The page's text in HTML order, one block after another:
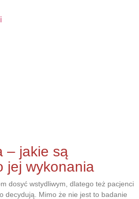
– jakie są
jej wykonania
dosyć wstydliwym, dlatego też pacjenci
decydują. Mimo że nie jest to badanie